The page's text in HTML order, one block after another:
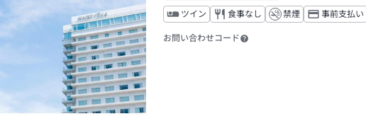
ツイン 食事なし 禁煙 事前支払い
お問い合わせコード